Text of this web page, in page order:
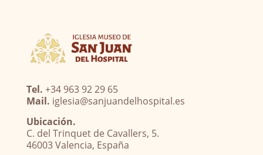
Tel. +34 963 92 29 65
Mail. iglesia@sanjuandelhospital.es
Ubicación.
C. del Trinquet de Cavallers, 5.
46003 Valencia, España